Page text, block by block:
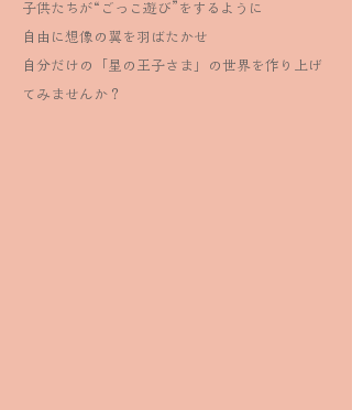
子供たちが“ごっこ遊び”をするように
自由に想像の翼を羽ばたかせ
自分だけの「星の王子さま」の世界を作り上げ
てみませんか？